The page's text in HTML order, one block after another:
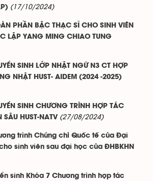
(17/10/2024)
PHẦN BẬC THẠC SĨ CHO SINH VIÊN
LẬP YANG MING CHIAO TUNG
SINH LỚP NHẬT NGỮ N3 CT HỢP
NHẬT HUST- AIDEM (2024 -2025)
SINH CHƯƠNG TRÌNH HỢP TÁC
SÂU HUST-NATV (27/08/2024)
trình Chứng chỉ Quốc tế của Đại
sinh viên sau đại học của ĐHBKHN
sinh Khóa 7 Chương trình hợp tác